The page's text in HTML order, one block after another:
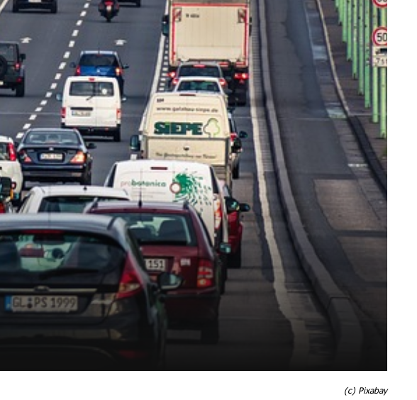
(c) Pixabay